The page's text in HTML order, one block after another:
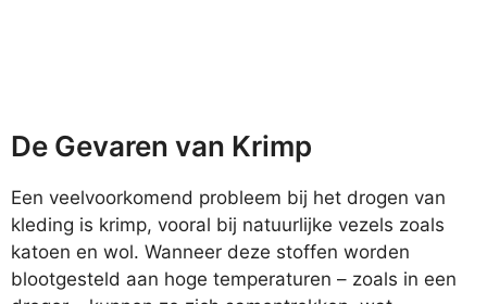
De Gevaren van Krimp
Een veelvoorkomend probleem bij het drogen van
kleding is krimp, vooral bij natuurlijke vezels zoals
katoen en wol. Wanneer deze stoffen worden
blootgesteld aan hoge temperaturen – zoals in een